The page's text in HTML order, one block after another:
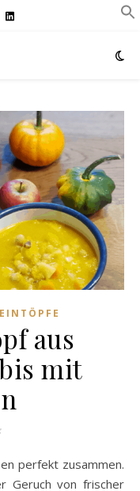
aus
mit
Geruch von frischer